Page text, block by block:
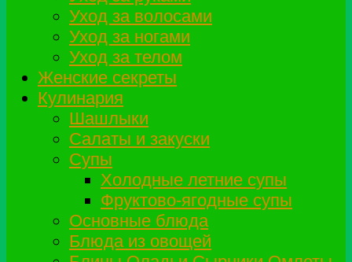
Уход за волосами
Уход за ногами
Уход за телом
Женские секреты
Кулинария
Шашлыки
Салаты и закуски
Супы
Холодные летние супы
Фруктово-ягодные супы
Основные блюда
Блюда из овощей